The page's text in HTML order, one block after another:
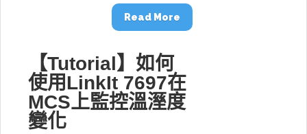
Read More
【Tutorial】如何
使用LinkIt 7697在
MCS上監控溫溼度
變化